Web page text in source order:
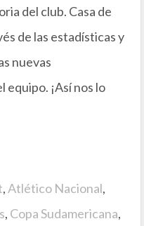
del club. Casa de
de las estadísticas y
nuevas
equipo. ¡Así nos lo
,Atlético Nacional,
, Copa Sudamericana,